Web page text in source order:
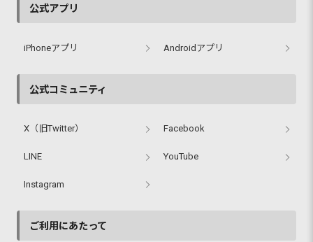
公式アプリ
iPhoneアプリ Androidアプリ
公式コミュニティ
X（旧Twitter） Facebook
LINE YouTube
Instagram
ご利用にあたって